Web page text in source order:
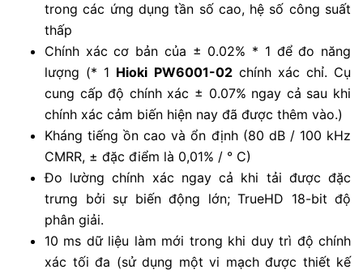
trong các ứng dụng tần số cao, hệ số công suất
thấp
Chính xác cơ bản của ± 0.02% * 1 để đo năng
lượng (* 1 Hioki PW6001-02chính xác chỉ. Cụ
cung cấp độ chính xác ± 0.07% ngay cả sau khi
chính xác cảm biến hiện nay đã được thêm vào.)
Kháng tiếng ồn cao và ổn định (80 dB / 100 kHz
CMRR, ± đặc điểm là 0,01% / ° C)
Đo lường chính xác ngay cả khi tải được đặc
trưng bởi sự biến động lớn; TrueHD 18-bit độ
phân giải.
10 ms dữ liệu làm mới trong khi duy trì độ chính
xác tối đa (sử dụng một vi mạch được thiết kế